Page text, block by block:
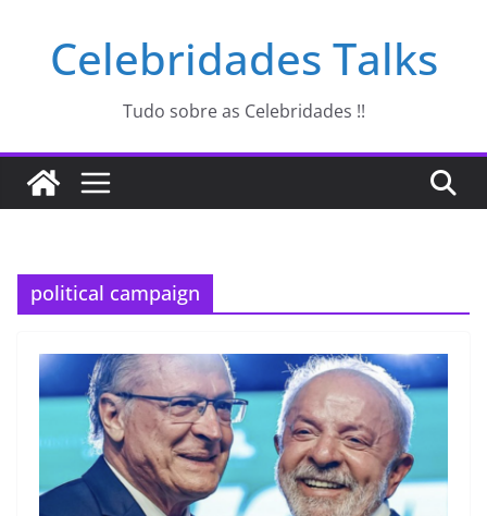
Celebridades Talks
Tudo sobre as Celebridades !!
political campaign